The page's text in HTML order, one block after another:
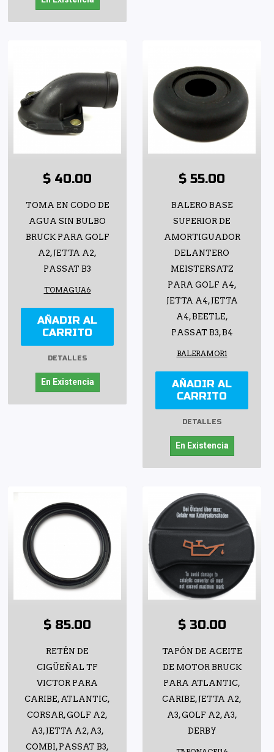
$ 40.00
TOMA EN CODO DE
AGUA SIN BULBO
BRUCK PARA GOLF
A2, JETTA A2,
PASSAT B3
TOMAGUA6
AÑADIR AL
CARRITO
DETALLES
En Existencia
$ 55.00
BALERO BASE
SUPERIOR DE
AMORTIGUADOR
DELANTERO
MEISTERSATZ
PARA GOLF A4,
JETTA A4, JETTA
A4, BEETLE,
PASSAT B3, B4
BALERAMOR1
AÑADIR AL
CARRITO
DETALLES
En Existencia
$ 85.00
RETÉN DE
CIGÜEÑAL TF
VICTOR PARA
CARIBE, ATLANTIC,
CORSAR, GOLF A2,
A3, JETTA A2, A3,
COMBI, PASSAT B3,
$ 30.00
TAPÓN DE ACEITE
DE MOTOR BRUCK
PARA ATLANTIC,
CARIBE, JETTA A2,
A3, GOLF A2, A3,
DERBY